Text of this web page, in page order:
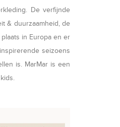
De verfijnde
& duurzaamheid, de
in Europa en er
seizoens
is. MarMar is een